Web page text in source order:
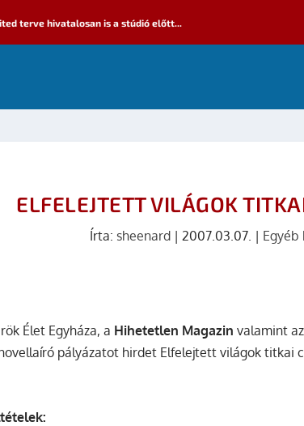
terve hivatalosan is a stúdió előtt...
ELFELEJTETT VILÁGOK
Írta: sheenard| 2007.03.07. | Egyéb
Élet Egyháza, a Hihetetlen Magazin valamint
pályázatot hirdet Elfelejtett világok titkai